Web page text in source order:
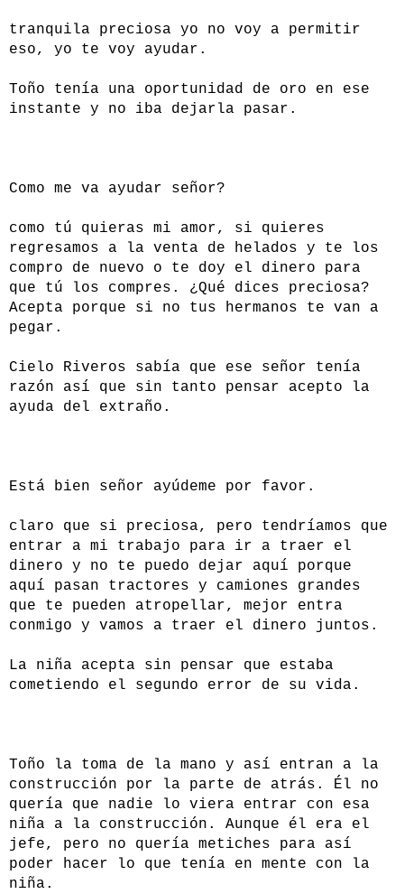
tranquila preciosa yo no voy a permitir
eso, yo te voy ayudar.
Toño tenía una oportunidad de oro en ese
instante y no iba dejarla pasar.
Como me va ayudar señor?
como tú quieras mi amor, si quieres
regresamos a la venta de helados y te los
compro de nuevo o te doy el dinero para
que tú los compres. ¿Qué dices preciosa?
Acepta porque si no tus hermanos te van a
pegar.
Cielo Riveros sabía que ese señor tenía
razón así que sin tanto pensar acepto la
ayuda del extraño.
Está bien señor ayúdeme por favor.
claro que si preciosa, pero tendríamos que
entrar a mi trabajo para ir a traer el
dinero y no te puedo dejar aquí porque
aquí pasan tractores y camiones grandes
que te pueden atropellar, mejor entra
conmigo y vamos a traer el dinero juntos.
La niña acepta sin pensar que estaba
cometiendo el segundo error de su vida.
Toño la toma de la mano y así entran a la
construcción por la parte de atrás. Él no
quería que nadie lo viera entrar con esa
niña a la construcción. Aunque él era el
jefe, pero no quería metiches para así
poder hacer lo que tenía en mente con la
niña.